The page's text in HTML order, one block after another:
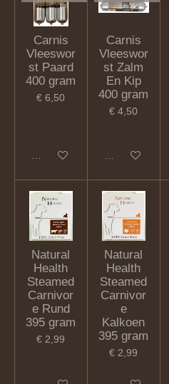
Carnis
Vleeswor
st Paard
400 gram
€ 6,50
Houd mij op de hoogte
Carnis
Vleeswor
st Zalm
En Kip
400 gram
€ 4,50
Houd mij op
Natural
Health
Steamed
Carnivor
e Rund
395 gram
€ 2,99
Natural
Health
Steamed
Carnivor
e
Kalkoen
395 gram
€ 2,99